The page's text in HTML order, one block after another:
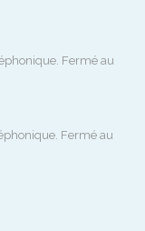
Fermé au
Fermé au